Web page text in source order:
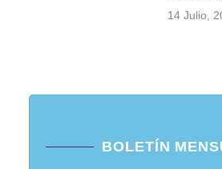
14 Julio,
BOLETÍN